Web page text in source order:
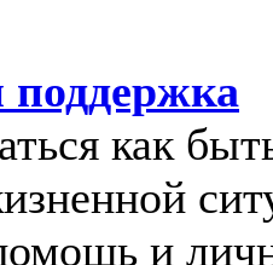
как
и